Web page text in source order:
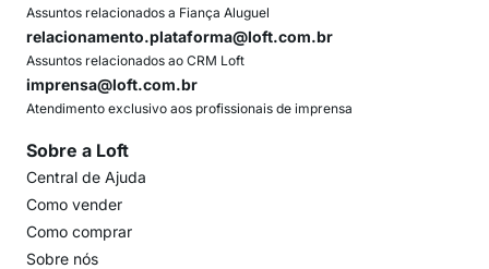
Assuntos relacionados a Fiança Aluguel
relacionamento.plataforma@loft.com.br
Assuntos relacionados ao CRM Loft
imprensa@loft.com.br
Atendimento exclusivo aos profissionais de imprensa
Sobre a Loft
Central de Ajuda
Como vender
Como comprar
Sobre nós